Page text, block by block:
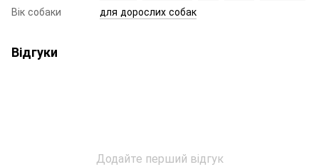
Вік собаки
для дорослих собак
Відгуки
Додайте перший відгук